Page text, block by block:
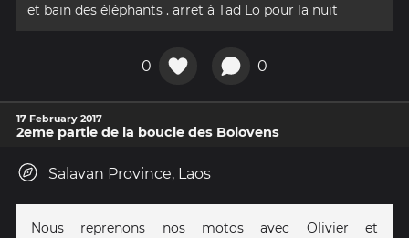
et bain des éléphants . arret à Tad Lo pour la nuit
0 0
17 February 2017
2eme partie de la boucle des Bolovens
Salavan Province, Laos
Nous reprenons nos motos avec Olivier et